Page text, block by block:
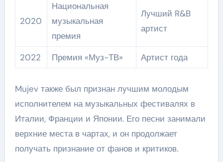
2020
Национальная
музыкальная
премия
Лучший R&B
артист
2022 Премия «Муз-ТВ» Артист года
Mujev также был признан лучшим молодым
исполнителем на музыкальных фестивалях в
Италии, Франции и Японии. Его песни занимали
верхние места в чартах, и он продолжает
получать признание от фанов и критиков.